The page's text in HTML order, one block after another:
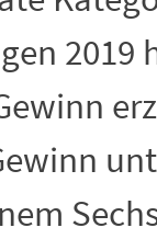
2019